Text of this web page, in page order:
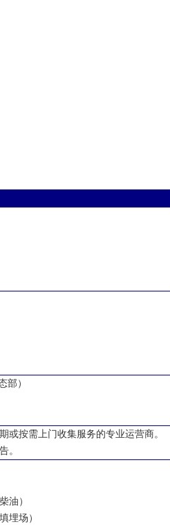
部）
或按需上门收集服务的专业运营商。
。
油）
埋场）